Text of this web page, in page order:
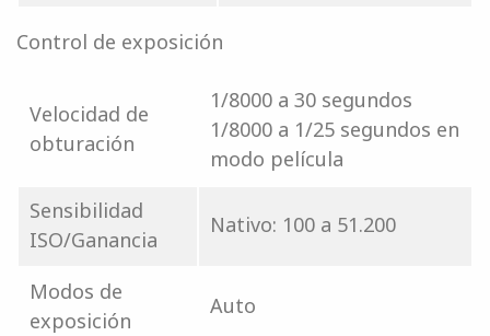
Control de exposición
Velocidad de
obturación
1/8000 a 30 segundos
1/8000 a 1/25 segundos en
modo película
Sensibilidad
ISO/Ganancia
Nativo: 100 a 51.200
Modos de
exposición
Auto